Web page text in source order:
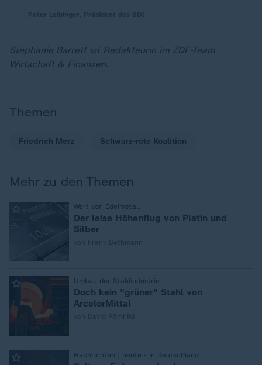
Stephanie Barrett ist Redakteurin im ZDF-Team
Wirtschaft & Finanzen.
Themen
Friedrich Merz Schwarz-rote Koalition
Mehr zu den Themen
Wert von Edelmetall
Der leise Höhenflug von Platin und
Silber
Umbau der Stahlindustrie
Doch kein "grüner" Stahl von
ArcelorMittal
Nachrichten | heute - in Deutschland